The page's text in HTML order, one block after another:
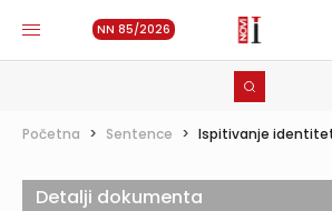
NN 85/2026
Početna > Sentence > Ispitivanje
Detalji dokumenta